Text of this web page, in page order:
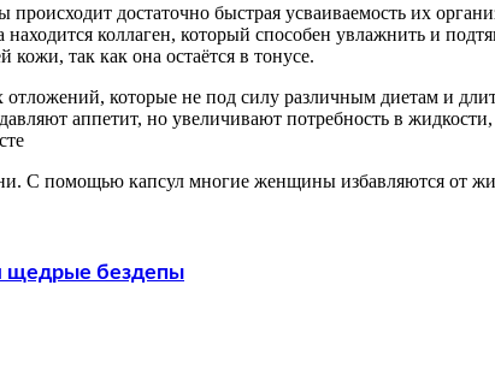
достаточно быстрая усваиваемость их
коллаген, который способен увлажнить и
так как она остаётся в тонусе.
которые не под силу различным диетам и
аппетит, но увеличивают потребность в
С помощью капсул многие женщины избавляются от
щедрые бездепы